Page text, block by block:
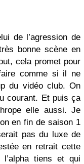
de l’agression de
bonne scène en
cela promet pour
comme si il ne
du vidéo club. On
courant. Et puis ça
elle aussi. Je
en fin de saison 1
pas du luxe de
en retrait cette
tiens et qui